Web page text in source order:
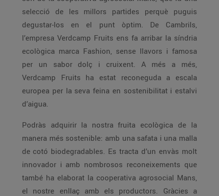
selecció de les millors partides perquè puguis
degustar-los en el punt òptim. De Cambrils,
l’empresa Verdcamp Fruits ens fa arribar la síndria
ecològica marca Fashion, sense llavors i famosa
per un sabor dolç i cruixent. A més a més,
Verdcamp Fruits ha estat reconeguda a escala
europea per la seva feina en sostenibilitat i estalvi
d’aigua.
Podràs adquirir la nostra fruita ecològica de la
manera més sostenible: amb una safata i una malla
de cotó biodegradables. Es tracta d’un envàs molt
innovador i amb nombrosos reconeixements que
també ha elaborat la cooperativa agrosocial Mans,
el nostre enllaç amb els productors. Gràcies a